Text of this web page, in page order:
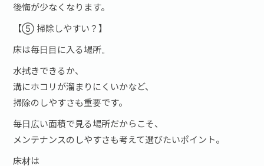
後悔が少なくなります。
【⑤ 掃除しやすい？】
床は毎日目に入る場所。
水拭きできるか、
溝にホコリが溜まりにくいかなど、
掃除のしやすさも重要です。
毎日広い面積で見る場所だからこそ、
メンテナンスのしやすさも考えて選びたいポイント。
床材は